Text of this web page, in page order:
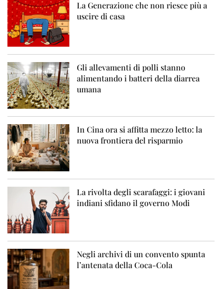
La Generazione che non riesce più a
uscire di casa
Gli allevamenti di polli stanno
alimentando i batteri della diarrea
umana
In Cina ora si affitta mezzo letto: la
nuova frontiera del risparmio
La rivolta degli scarafaggi: i giovani
indiani sfidano il governo Modi
Negli archivi di un convento spunta
l’antenata della Coca-Cola